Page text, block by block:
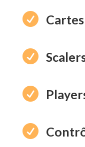



